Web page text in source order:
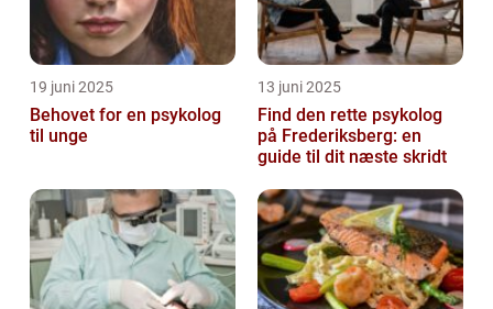
19 juni 2025
Behovet for en psykolog
til unge
13 juni 2025
Find den rette psykolog
på Frederiksberg: en
guide til dit næste skridt